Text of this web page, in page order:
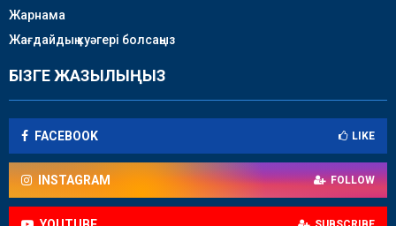
Жарнама
Жағдайдың куәгері болсаңыз
БІЗГЕ ЖАЗЫЛЫҢЫЗ
FACEBOOK LIKE
INSTAGRAM FOLLOW